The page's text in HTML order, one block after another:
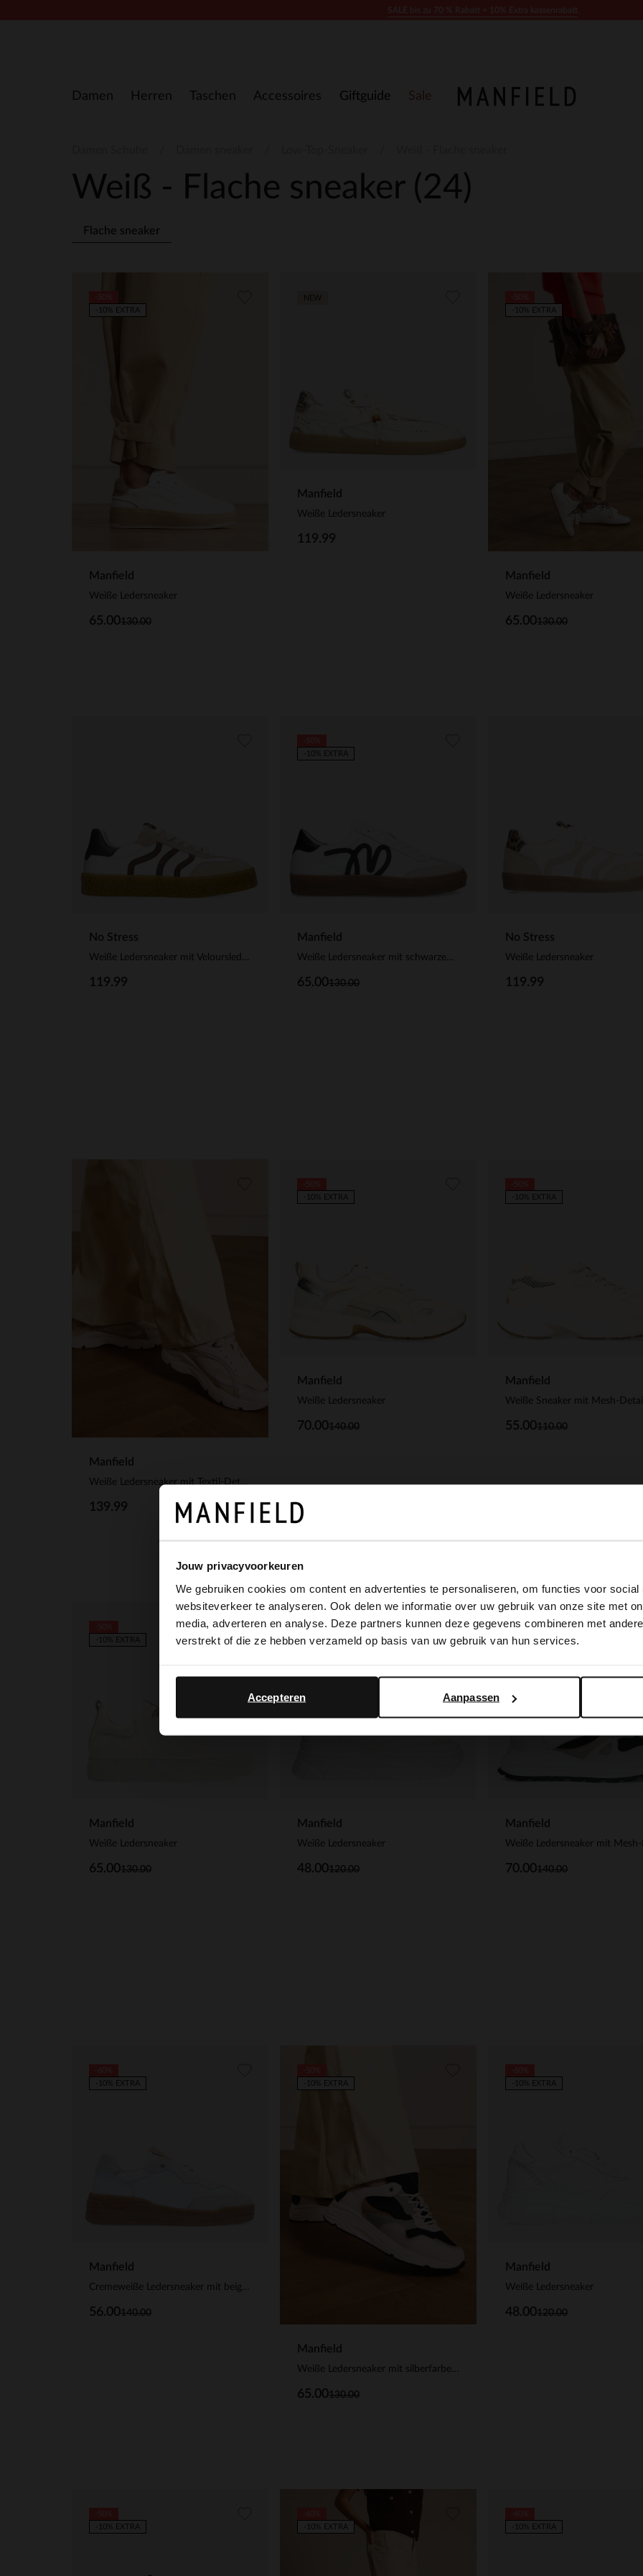
Jouw privacyvoorkeuren
We gebruiken cookies om content en advertenties te personaliseren, om functies voor social
websiteverkeer te analyseren. Ook delen we informatie over uw gebruik van onze site met
media, adverteren en analyse. Deze partners kunnen deze gegevens combineren met
verstrekt of die ze hebben verzameld op basis van uw gebruik van hun services.
Aanpassen
Accepteren
Damen Herren Taschen Accessoires Giftguide Sale
Weiß - Flache sneaker (24)
Flache sneaker
Manfield
Weiße Ledersneaker
130.00
65.00
-10% EXTRA
Manfield
Weiße Ledersneaker
119.99
Manfield
Weiße Ledersneaker
130.00
65.00
-10% EXTRA
No Stress
119.99
Manfield
130.00
65.00
-10% EXTRA
No Stress
Weiße Ledersneaker
119.99
Manfield
Weiße Ledersneaker mit Textil-Details
139.99
Manfield
Weiße Ledersneaker
140.00
70.00
-10% EXTRA
Manfield
Weiße Sneaker mit Mesh-
110.00
55.00
-10% EXTRA
Manfield
Weiße Ledersneaker
130.00
65.00
-10% EXTRA
Manfield
Weiße Ledersneaker
120.00
48.00
-60%
-10% EXTRA
Manfield
140.00
70.00
-50%
-10% EXTRA
Manfield
Cremeweiße Ledersneaker mit beigefarbenen Veloursleder-Details
140.00
56.00
-10% EXTRA
Manfield
Weiße Ledersneaker mit silberfarbenen Details
130.00
65.00
-10% EXTRA
Manfield
Weiße Ledersneaker
120.00
48.00
-10% EXTRA
-10% EXTRA
-10% EXTRA
-10% EXTRA
It looks like your language isn't Dutch. Would you like to